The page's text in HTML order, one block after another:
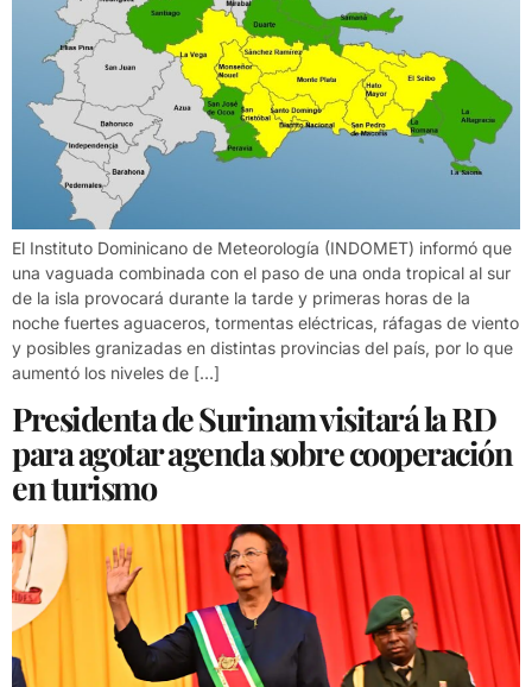
El Instituto Dominicano de Meteorología (INDOMET) informó que
una vaguada combinada con el paso de una onda tropical al sur
de la isla provocará durante la tarde y primeras horas de la
noche fuertes aguaceros, tormentas eléctricas, ráfagas de viento
y posibles granizadas en distintas provincias del país, por lo que
aumentó los niveles de […]
Presidenta de Surinam visitará la RD
para agotar agenda sobre cooperación
en turismo